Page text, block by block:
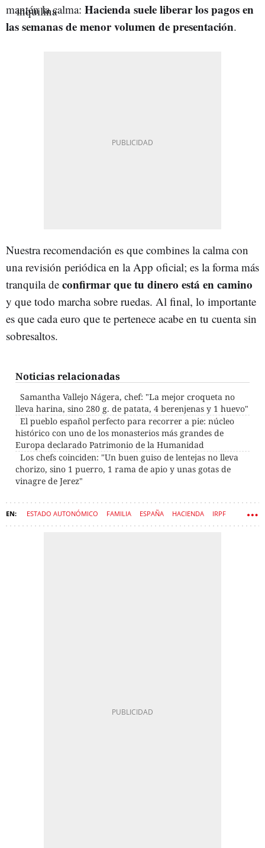
mantén la calma: Hacienda suele liberar los pagos en
las semanas de menor volumen de presentación.
Nuestra recomendación es que combines la calma con
una revisión periódica en la App oficial; es la forma más
tranquila de confirmar que tu dinero está en camino
y que todo marcha sobre ruedas. Al final, lo importante
es que cada euro que te pertenece acabe en tu cuenta sin
sobresaltos.
Noticias relacionadas
Samantha Vallejo Nágera, chef: "La mejor croqueta no
lleva harina, sino 280 g. de patata, 4 berenjenas y 1 huevo"
El pueblo español perfecto para recorrer a pie: núcleo
histórico con uno de los monasterios más grandes de
Europa declarado Patrimonio de la Humanidad
Los chefs coinciden: "Un buen guiso de lentejas no lleva
chorizo, sino 1 puerro, 1 rama de apio y unas gotas de
vinagre de Jerez"
ESTADO AUTONÓMICO FAMILIA ESPAÑA HACIENDA IRPF